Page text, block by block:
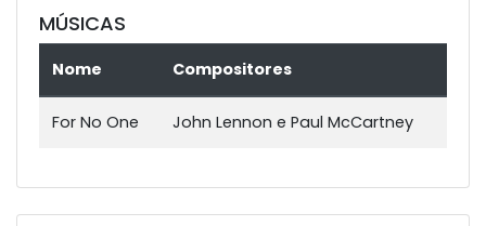
MÚSICAS
Nome Compositores
For No One John Lennon e Paul McCartney